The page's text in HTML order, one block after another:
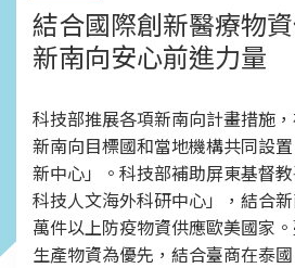
結合國際創新醫療物
新南向安心前進力量
科技部推展各項新南向計畫措施
新南向目標國和當地機構共同設
新中心」。科技部補助屏東基督
科技人文海外科研中心」，結合
萬件以上防疫物資供應歐美國家
生產物資為優先，結合臺商在泰